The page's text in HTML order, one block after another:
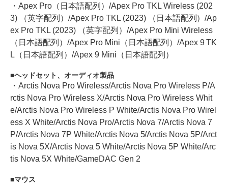
・Apex Pro（日本語配列）/Apex Pro TKL Wireless (202
3) （英字配列）/Apex Pro TKL (2023) （日本語配列）/Ap
ex Pro TKL (2023) （英字配列）/Apex Pro Mini Wireless
（日本語配列）/Apex Pro Mini（日本語配列）/Apex 9 TK
L（日本語配列）/Apex 9 Mini（日本語配列）
ヘッドセット、オーディオ製品
・Arctis Nova Pro Wireless/Arctis Nova Pro Wireless P/A
rctis Nova Pro Wireless X/Arctis Nova Pro Wireless Whit
e/Arctis Nova Pro Wireless P White/Arctis Nova Pro Wirel
ess X White/Arctis Nova Pro/Arctis Nova 7/Arctis Nova 7
P/Arctis Nova 7P White/Arctis Nova 5/Arctis Nova 5P/Arct
is Nova 5X/Arctis Nova 5 White/Arctis Nova 5P White/Arc
tis Nova 5X White/GameDAC Gen 2
マウス